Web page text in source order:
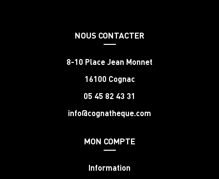
NOUS CONTACTER
8-10 Place Jean Monnet
16100 Cognac
05 45 82 43 31
info@cognatheque.com
MON COMPTE
Information